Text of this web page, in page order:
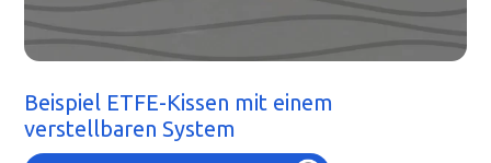
Beispiel ETFE-Kissen mit einem
verstellbaren System